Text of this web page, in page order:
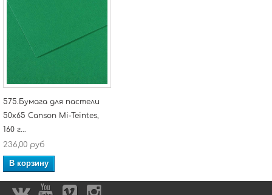
575.Бумага для пастели
50x65 Canson Mi-Teintes,
160 г...
236,00 руб
В корзину